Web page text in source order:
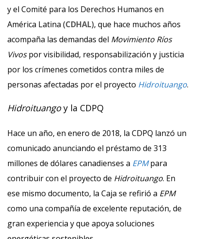
y el Comité para los Derechos Humanos en
América Latina (CDHAL), que hace muchos años
acompaña las demandas del Movimiento Ríos
Vivospor visibilidad, responsabilización y justicia
por los crímenes cometidos contra miles de
personas afectadas por el proyecto Hidroituango.
Hidroituangoy la CDPQ
Hace un año, en enero de 2018, la CDPQ lanzó un
comunicado anunciando el préstamo de 313
millones de dólares canadienses a EPMpara
contribuir con el proyecto de Hidroituango. En
ese mismo documento, la Caja se refirió a EPM
como una compañía de excelente reputación, de
gran experiencia y que apoya soluciones